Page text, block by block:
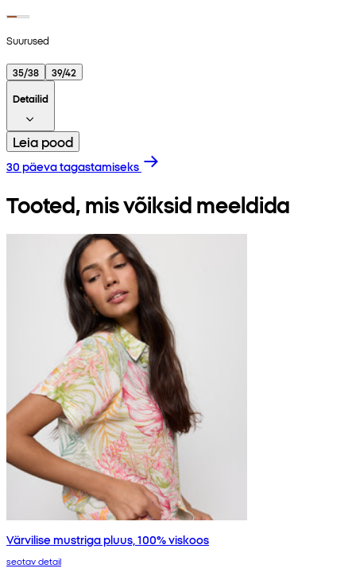
Suurused
35/38
39/42
Detailid
Leia pood
30 päeva tagastamiseks
Tooted, mis võiksid meeldida
Värvilise mustriga pluus, 100% viskoos
seotav detail